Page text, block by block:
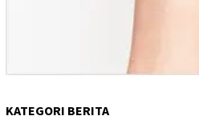
KATEGORI BERITA